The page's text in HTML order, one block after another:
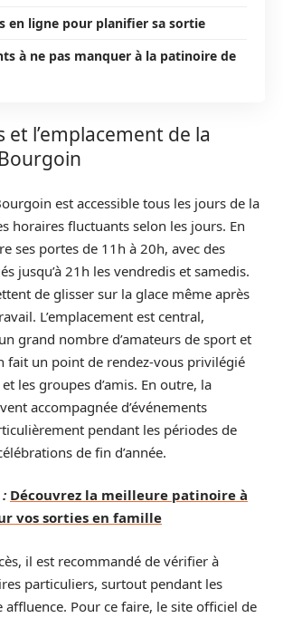
en ligne pour planifier sa sortie
à ne pas manquer à la patinoire de
et l’emplacement de la
est accessible tous les jours de la
horaires fluctuants selon les jours. En
ses portes de 11h à 20h, avec des
jusqu’à 21h les vendredis et samedis.
de glisser sur la glace même après
L’emplacement est central,
grand nombre d’amateurs de sport et
fait un point de rendez-vous privilégié
les groupes d’amis. En outre, la
accompagnée d’événements
pendant les périodes de
de fin d’année.
Découvrez la meilleure patinoire à
vos sorties en famille
il est recommandé de vérifier à
particuliers, surtout pendant les
affluence. Pour ce faire, le site officiel de